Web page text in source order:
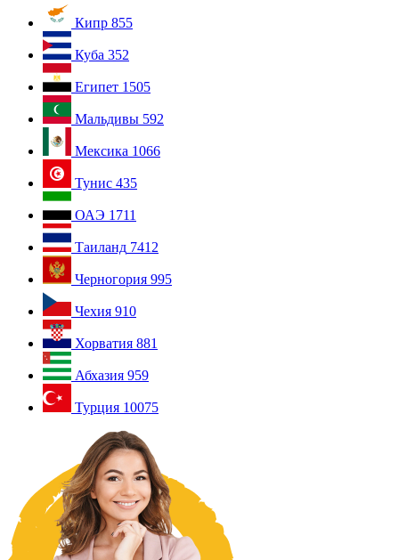
Кипр 855
Куба 352
Египет 1505
Мальдивы 592
Мексика 1066
Тунис 435
ОАЭ 1711
Таиланд 7412
Черногория 995
Чехия 910
Хорватия 881
Абхазия 959
Турция 10075